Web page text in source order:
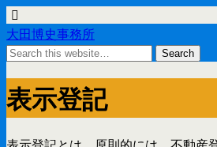
大田博史事務所
表示登記